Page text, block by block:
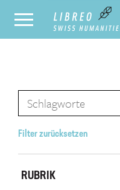
Filter zurücksetzen
RUBRIK